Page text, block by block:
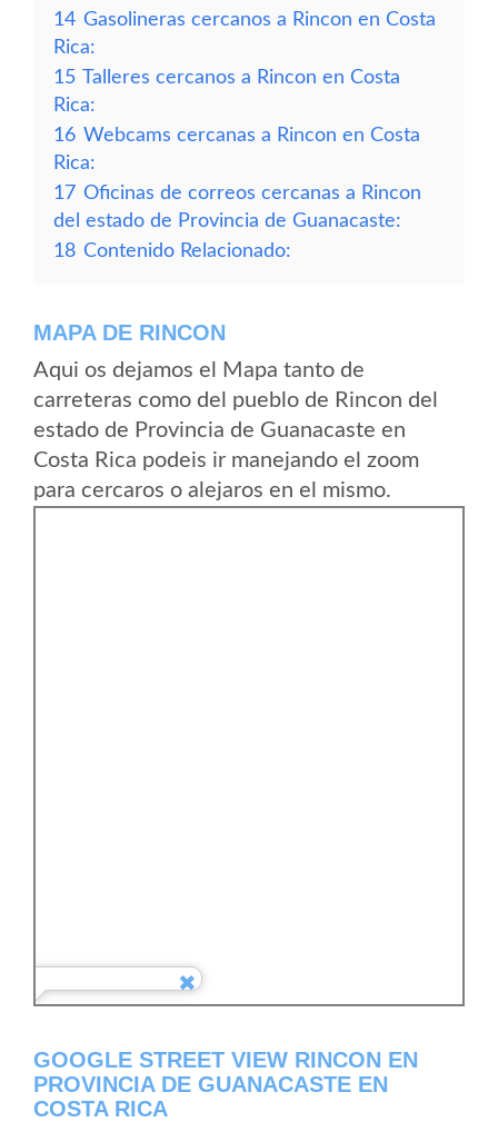
14 Gasolineras cercanos a Rincon en Costa
Rica:
15 Talleres cercanos a Rincon en Costa
Rica:
16 Webcams cercanas a Rincon en Costa
Rica:
17 Oficinas de correos cercanas a Rincon
del estado de Provincia de Guanacaste:
18 Contenido Relacionado:
MAPA DE RINCON
Aqui os dejamos el Mapa tanto de
carreteras como del pueblo de Rincon del
estado de Provincia de Guanacaste en
Costa Rica podeis ir manejando el zoom
para cercaros o alejaros en el mismo.
GOOGLE STREET VIEW RINCON EN
PROVINCIA DE GUANACASTE EN
COSTA RICA